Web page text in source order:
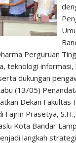
Perguruan
teknologi
dukungan
(13/05)
Dekan Fakultas
Fajrin Prasetya, S.H.,
Kota Bandar
langkah